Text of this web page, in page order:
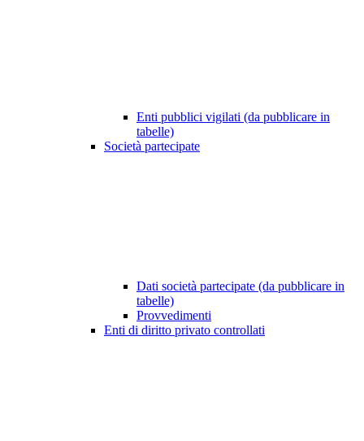
Enti pubblici vigilati (da pubblicare in
tabelle)
Società partecipate
Dati società partecipate (da pubblicare in
tabelle)
Provvedimenti
Enti di diritto privato controllati